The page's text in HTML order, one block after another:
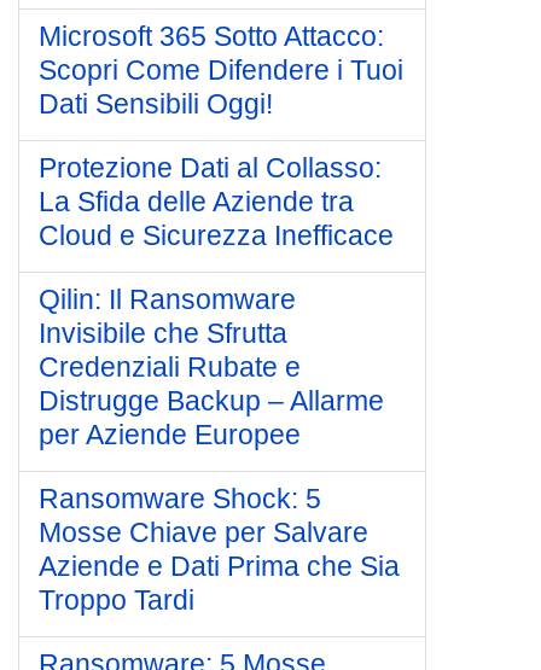
Microsoft 365 Sotto Attacco:
Scopri Come Difendere i Tuoi
Dati Sensibili Oggi!
Protezione Dati al Collasso:
La Sfida delle Aziende tra
Cloud e Sicurezza Inefficace
Qilin: Il Ransomware
Invisibile che Sfrutta
Credenziali Rubate e
Distrugge Backup – Allarme
per Aziende Europee
Ransomware Shock: 5
Mosse Chiave per Salvare
Aziende e Dati Prima che Sia
Troppo Tardi